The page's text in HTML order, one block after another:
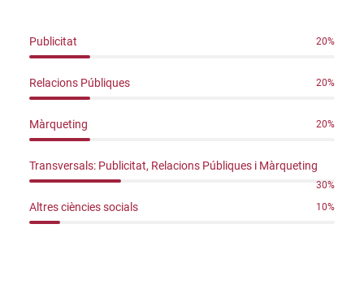
Publicitat 20%
Relacions Públiques 20%
Màrqueting 20%
Transversals: Publicitat, Relacions Públiques i Màrqueting
30%
Altres ciències socials 10%